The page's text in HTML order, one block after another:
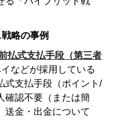
略の事例
払式支払手段（第三者
などが採用している
式支払手段（ポイント/
確認不要（または簡
送金・出金について